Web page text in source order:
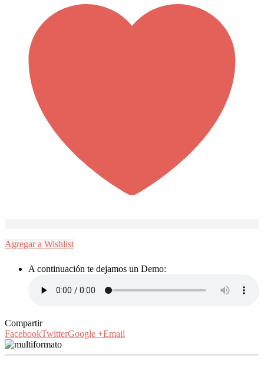
Agregar a Wishlist
A continuación te dejamos un Demo:
Compartir
FacebookTwitterGoogle +Email